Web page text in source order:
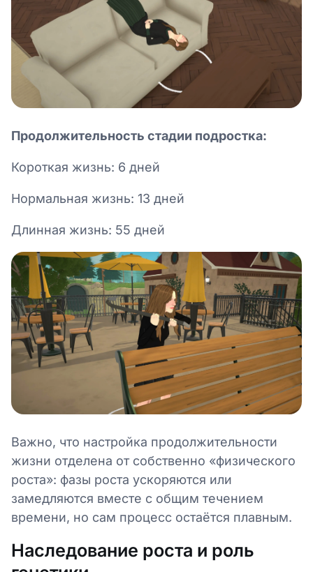
Продолжительность стадии подростка:
Короткая жизнь: 6 дней
Нормальная жизнь: 13 дней
Длинная жизнь: 55 дней
Важно, что настройка продолжительности
жизни отделена от собственно «физического
роста»: фазы роста ускоряются или
замедляются вместе с общим течением
времени, но сам процесс остаётся плавным.
Наследование роста и роль